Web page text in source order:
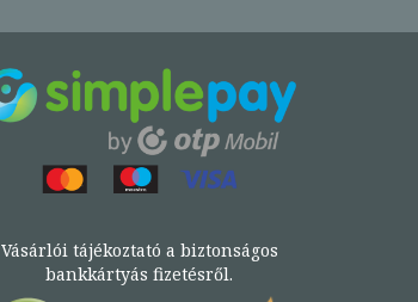
Vásárlói tájékoztató a biztonságos
bankkártyás fizetésről.